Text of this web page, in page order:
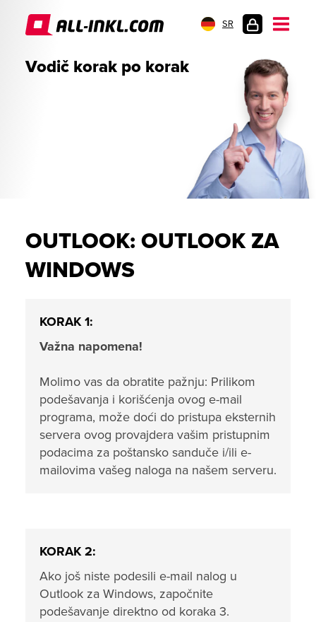
SR
Vodič korak po korak
OUTLOOK: OUTLOOK ZA
WINDOWS
KORAK 1:
Važna napomena!
Molimo vas da obratite pažnju: Prilikom
podešavanja i korišćenja ovog e-mail
programa, može doći do pristupa eksternih
servera ovog provajdera vašim pristupnim
podacima za poštansko sanduče i/ili e-
mailovima vašeg naloga na našem serveru.
KORAK 2:
Ako još niste podesili e-mail nalog u
Outlook za Windows, započnite
podešavanje direktno od koraka 3.